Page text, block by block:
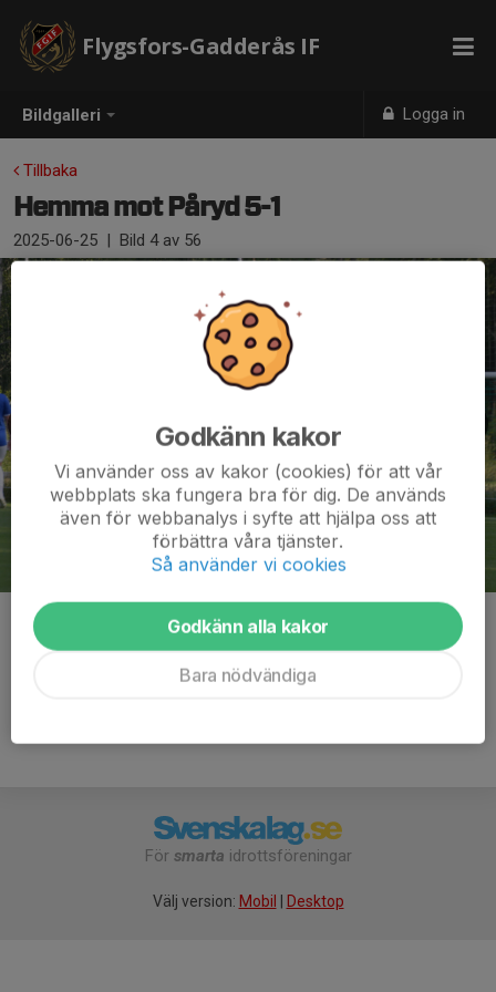
Bildgalleri Logga in
Flygsfors-Gadderås IF
Tillbaka
Hemma mot Påryd 5-1
2025-06-25 | Bild 4av 56
Kommentarer
För smarta idrottsföreningar
Välj version: Mobil Desktop
Godkänn kakor
Vi använder oss av kakor (cookies) för att vår
webbplats ska fungera bra för dig. De används
även för webbanalys i syfte att hjälpa oss att
förbättra våra tjänster.
Så använder vi cookies
Godkänn alla kakor
Bara nödvändiga